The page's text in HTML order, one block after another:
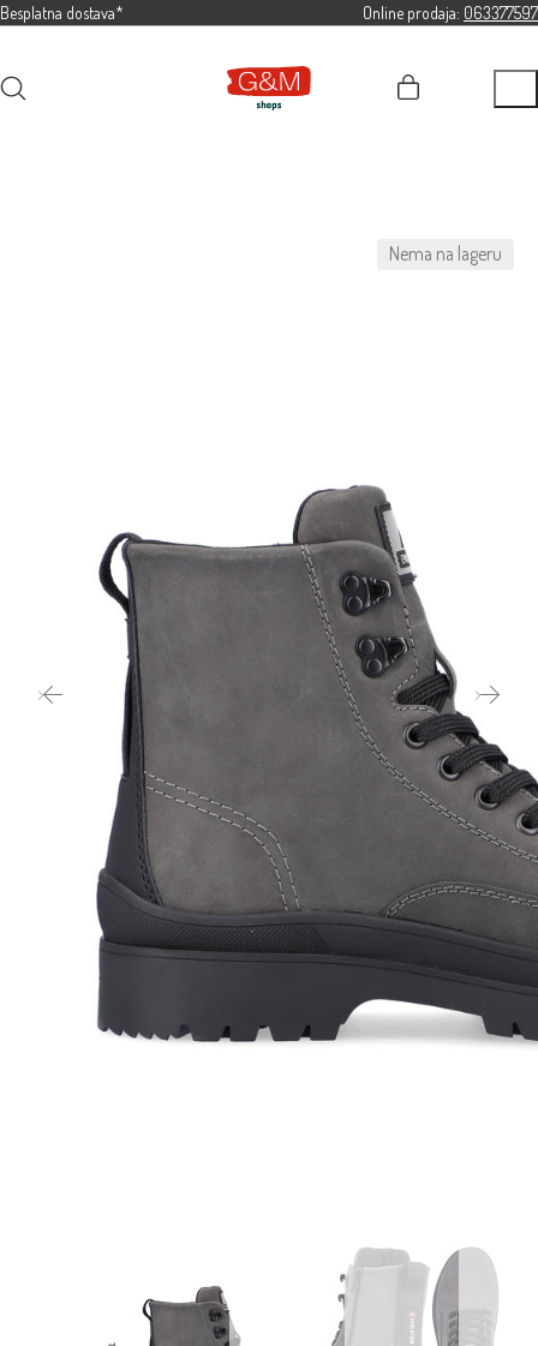
Besplatna dostava* Online prodaja: 063377597
Nema na lageru